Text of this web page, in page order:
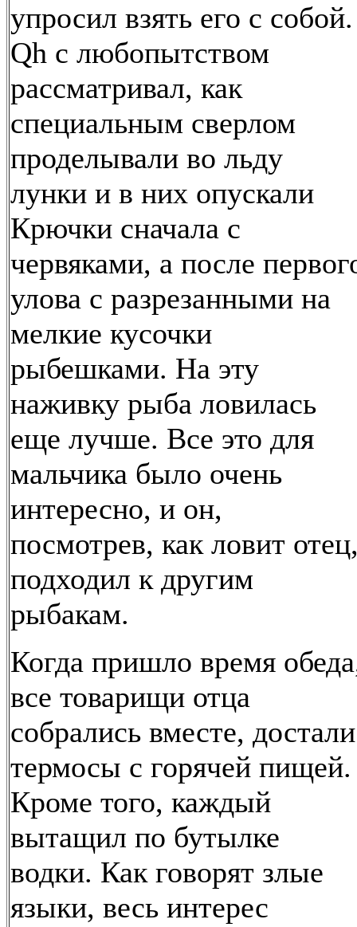
упросил взять его с собой.
Qh с любопытством
рассматривал, как
специальным сверлом
проделывали во льду
лунки и в них опускали
Крючки сначала с
червяками, а после
улова с разрезанными на
мелкие кусочки
рыбешками. На эту
наживку рыба ловилась
еще лучше. Все это для
мальчика было очень
интересно, и он,
посмотрев, как ловит
подходил к другим
рыбакам.
Когда пришло время
все товарищи отца
собрались вместе, достали
термосы с горячей пищей.
Кроме того, каждый
вытащил по бутылке
водки. Как говорят злые
языки, весь интерес